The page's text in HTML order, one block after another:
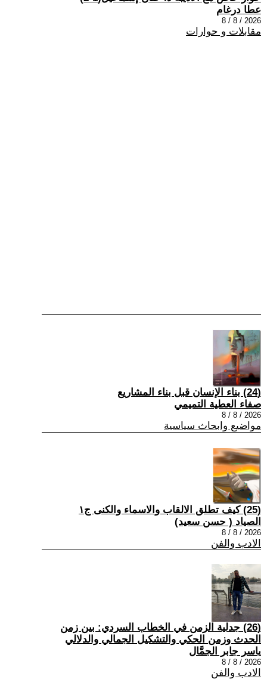
عطا درغام
2026 / 8 / 8
مقابلات و حوارات
(24) بناء الإنسان قبل بناء المشاريع
صفاء العطية التميمي
2026 / 8 / 8
مواضيع وابحاث سياسية
(25) كيف تطلق الالقاب والاسماء والكنى ج١
الصياد ‏( حسن سعيد‏)
2026 / 8 / 8
الادب والفن
(26) جدلية الزمن في الخطاب السردي: بين زمن
الحدث وزمن الحكي والتشكيل الجمالي والدلالي
ياسر جابر الجمَّال
2026 / 8 / 8
الادب والفن